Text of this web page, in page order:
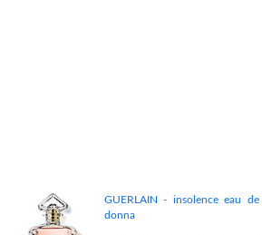
GUERLAIN - insolence eau
donna